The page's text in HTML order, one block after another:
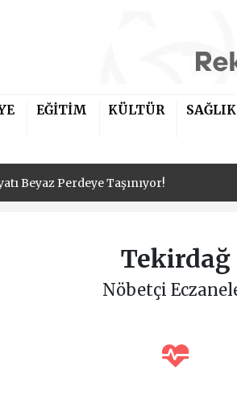
EĞİTİM KÜLTÜR SAĞLIK
Beyaz Perdeye Taşınıyor!
Beyaz Perdeye Taşınıyor!
Tekirdağ
Nöbetçi